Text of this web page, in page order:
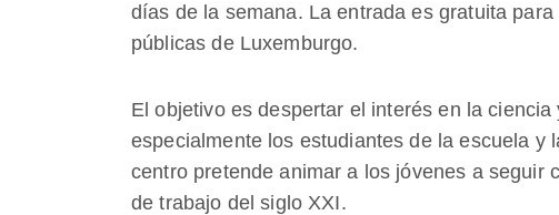
días de la semana. La entrada es gratuita
públicas de Luxemburgo.
El objetivo es despertar el interés en la
especialmente los estudiantes de la escuela y
centro pretende animar a los jóvenes a seguir
de trabajo del siglo XXI.